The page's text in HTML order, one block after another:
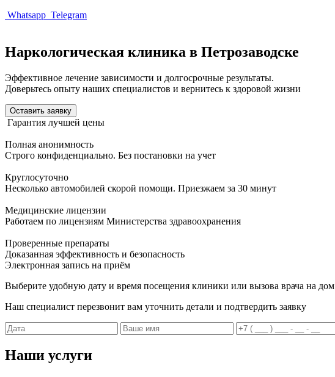
Whatsapp Telegram
Наркологическая клиника в Петрозаводске
Эффективное лечение зависимости и долгосрочные результаты.
Доверьтесь опыту наших специалистов и вернитесь к здоровой жизни
Оставить заявку
Гарантия лучшей цены
Полная анонимность
Строго конфиденциально. Без постановки на учет
Круглосуточно
Несколько автомобилей скорой помощи. Приезжаем за 30 минут
Медицинские лицензии
Работаем по лицензиям Министерства здравоохранения
Проверенные препараты
Доказанная эффективность и безопасность
Электронная запись на приём
Выберите удобную дату и время посещения клиники или вызова врача на дом
Наш специалист перезвонит вам уточнить детали и подтвердить заявку
Наши услуги